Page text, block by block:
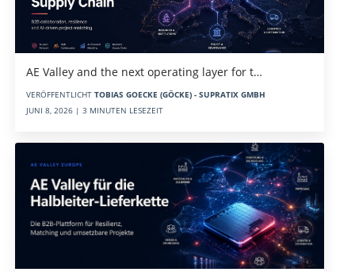
AE Valley and the next operating layer for t…
VERÖFFENTLICHT TOBIAS GOECKE (GÖCKE) - SUPRATIX GMBH
JUNI 8, 2026 | 3 MINUTEN LESEZEIT